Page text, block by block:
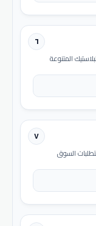
٦
المتنوعة
٧
السوق